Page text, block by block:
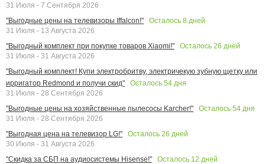
31 Июля - 7 Сентября 2026
"Выгодные цены на телевизоры Iffalcon!"
Осталось 8 дней
31 Июля - 13 Августа 2026
"Выгодный комплект при покупке товаров Xiaomi!"
Осталось 26 дней
31 Июля - 31 Августа 2026
"Выгодный комплект! Купи электробритву, электричекую зубную щетку или
ирригатор Redmond и получи скид"
Осталось 54 дня
31 Июля - 28 Сентября 2026
"Выгодные цены на хозяйственные пылесосы Karcher!"
Осталось 54 дня
31 Июля - 28 Сентября 2026
"Выгодная цена на телевизор LG!"
Осталось 26 дней
30 Июля - 31 Августа 2026
"Скидка за СБП на аудиосистемы Hisense!"
Осталось 12 дней